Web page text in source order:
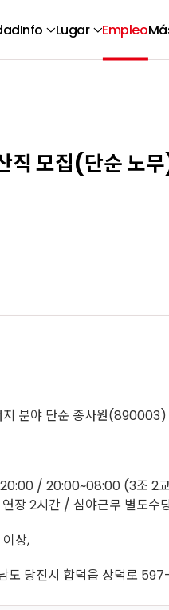
Info Lugar Empleo
직 모집(단순 노
지 분야 단순 종사원(890003)
/ 20:00~08:00 (3조 2
장 2시간 / 심야근무 별도수
상,
도 당진시 합덕읍 상덕로